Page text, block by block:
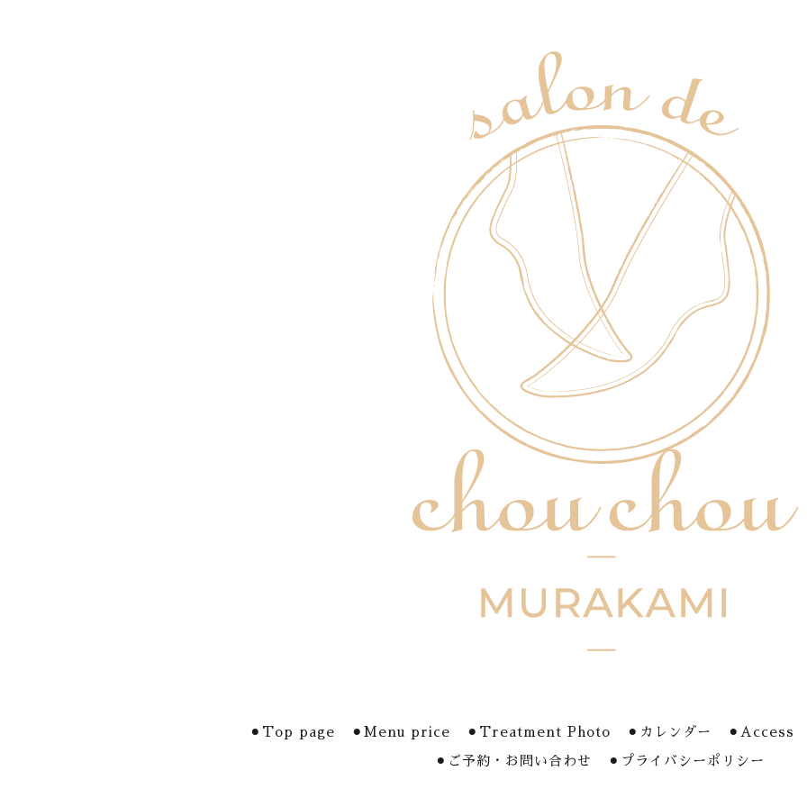
⚫︎Top page ⚫︎Menu price ⚫︎Treatment Photo ⚫︎カレンダー ⚫︎Access
⚫︎ご予約・お問い合わせ ⚫︎プライバシーポリシー